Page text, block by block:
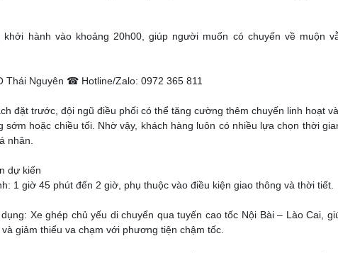
khởi hành vào khoảng 20h00, giúp người muốn có chuyến về muộn
Thái Nguyên ☎ Hotline/Zalo: 0972 365 811
đặt trước, đội ngũ điều phối có thể tăng cường thêm chuyến linh hoạt
sớm hoặc chiều tối. Nhờ vậy, khách hàng luôn có nhiều lựa chọn thời
nhân.
dự kiến
1 giờ 45 phút đến 2 giờ, phụ thuộc vào điều kiện giao thông và thời tiết.
Xe ghép chủ yếu di chuyển qua tuyến cao tốc Nội Bài – Lào Cai,
giảm thiểu va chạm với phương tiện chậm tốc.